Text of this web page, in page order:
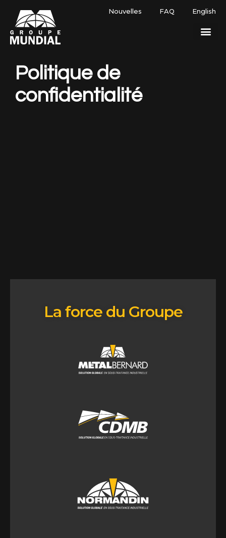
Nouvelles FAQ English
Politique de
confidentialité
La force du Groupe
12, rue Napoléon-Couture Saint-Lambert-de-Lauzon
(Québec) Canada G0S 2W0
Tel: 418 889-0502
estimations@metalbernard.com
111, rue Léon-Vachon Saint-Lambert-de-Lauzon (Québec)
Canada G0S 2W0
Tel: 418 889-0502
estimations@metalbernard.com
931, Chemin Milton St-Valérien-de-Milton (Québec)
Canada J0H 2B0
Tel: 450 549-2949
estimations@normandininc.com